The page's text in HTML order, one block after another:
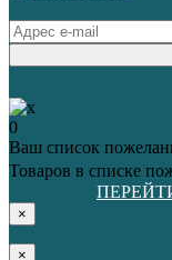
0
Ваш список
Товаров в списке
×
×